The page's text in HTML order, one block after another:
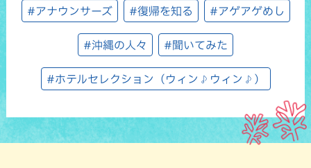
#アナウンサーズ #復帰を知る #アゲアゲめし
#沖縄の人々 #聞いてみた
#ホテルセレクション（ウィン♪ウィン♪）